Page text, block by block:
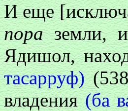
И еще
пораземли,
Ядишол,
тасарруф)
владения(ба